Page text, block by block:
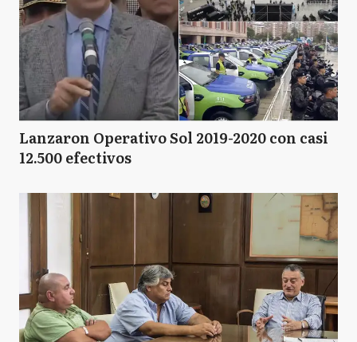
Lanzaron Operativo Sol 2019-2020 con casi
12.500 efectivos